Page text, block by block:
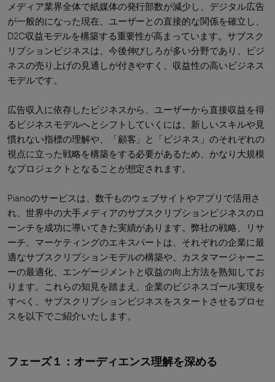
メディア業界全体で紙媒体の発行部数が減少し、デジタル広告
が一般的になった現在、ユーザーとの直接的な関係を確立し、
D2C収益モデルを構築する重要性が高まっています。サブスク
リプションビジネスは、今後伸びしろが多い分野であり、ビジ
ネスの売り上げの見通しが付きやすく、収益性の高いビジネス
モデルです。
広告収入に依存したビジネスから、ユーザーから直接収益を得
るビジネスモデルへとシフトしていくには、新しいスキルや見
慣れない指標の理解や、「顧客」と「ビジネス」のそれぞれの
視点に立った戦略を構築をする必要があるため、かなり大規模
なプロジェクトとなることが想定されます。
Pianoのサービスは、数千ものウェブサイトやアプリで活用さ
れ、世界中の大手メディアのサブスクリプションビジネスのロ
ーンチを成功に導いてきた実績があります。弊社の戦略、リサ
ーチ、マーケティングのエキスパートは、それぞれの企業に最
適なサブスクリプションモデルの構築や、カスタマージャーニ
ーの最適化、エンゲージメントと収益の向上方法を熟知してお
ります。これらの知見を踏まえ、企業のビジネスゴール実現を
すべく、サブスクリプションビジネスをスタートさせるプロセ
スを以下でご紹介いたします。
フェーズ１：オーディエンス理解を深める